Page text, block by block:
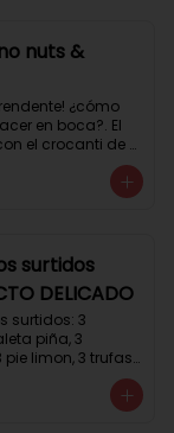
nuts &
¿cómo
en boca?. El
el crocanti de
su masa
masa de color
que incluye
de leche con
decorado con
surtidos
DELICADO
surtidos: 3
piña, 3
limon, 3 trufas